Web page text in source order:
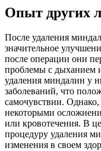
Опыт других
После удаления
значительное
после операции они
проблемы с дыханием
удаления миндалин у
заболеваний, что
самочувствии. Однако,
некоторыми
или кровотечения. В
процедуру удаления
изменения в своем